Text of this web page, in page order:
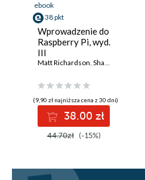
ebook
38 pkt
Wprowadzenie do
Raspberry Pi, wyd.
III
Matt Richardson, Shawn Wallace
(9,90 zł najniższa cena z 30 dni)
38.00 zł
44.70zł (-15%)